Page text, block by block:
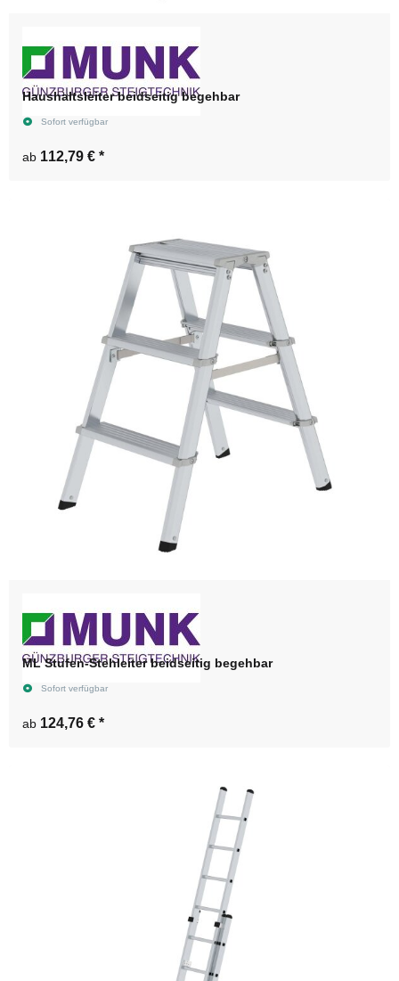
Haushaltsleiter beidseitig begehbar
Sofort verfügbar
ab 112,79 € *
ML Stufen-Stehleiter beidseitig begehbar
Sofort verfügbar
ab 124,76 € *